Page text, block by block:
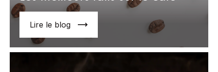
Lire le blog